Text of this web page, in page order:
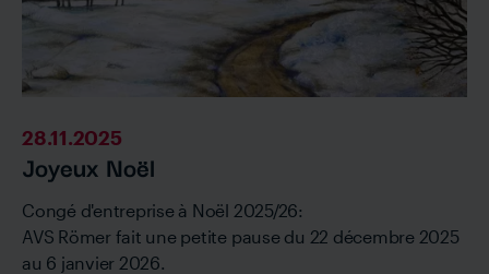
28.11.2025
Joyeux Noël
Congé d'entreprise à Noël 2025/26:
AVS Römer fait une petite pause du 22 décembre 2025
au 6 janvier 2026.